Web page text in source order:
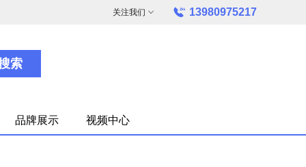
关注我们 13980975217
索
品牌展示 视频中心